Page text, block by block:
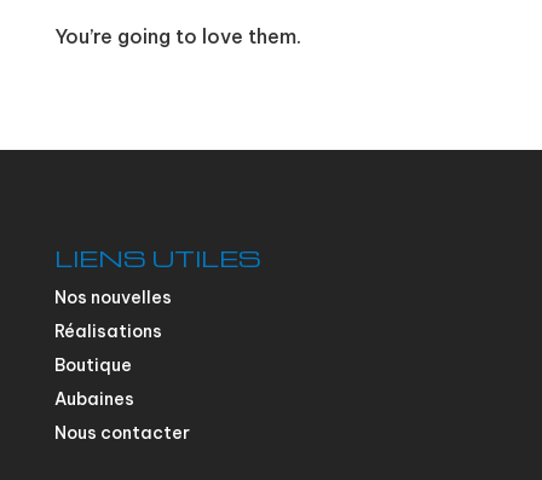
You’re going to love them.
LIENS UTILES
Nos nouvelles
Réalisations
Boutique
Aubaines
Nous contacter